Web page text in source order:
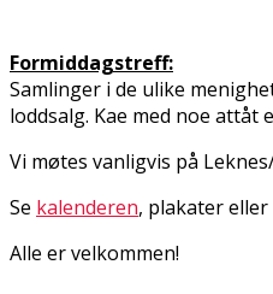
Formiddagstreff:
Samlinger i de ulike
loddsalg. Kaffe med noe attåt
Vi møtes vanligvis på
Se kalenderen, plakater
Alle er velkommen!